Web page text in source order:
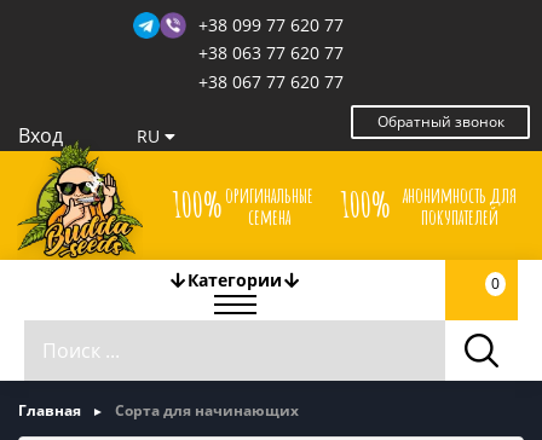
+38 099 77 620 77
+38 063 77 620 77
+38 067 77 620 77
Обратный звонок
Вход RU
100%оригинальные
семена
100% анонимность для
покупателей
Категории 0
Главная Сорта для начинающих